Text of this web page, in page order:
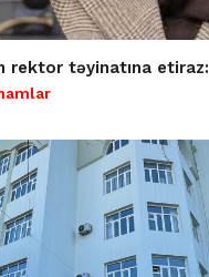
rektor təyinatına etiraz: